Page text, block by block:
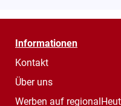
Informationen
Kontakt
Über uns
Werben auf